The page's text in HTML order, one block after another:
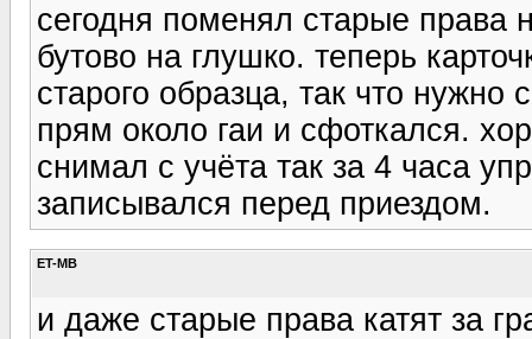
сегодня поменял старые права
бутово на глушко. теперь
старого образца, так что
прям около гаи и сфоткался.
снимал с учёта так за 4 часа
записывался перед приездом.
ET-MB
и даже старые права катят за